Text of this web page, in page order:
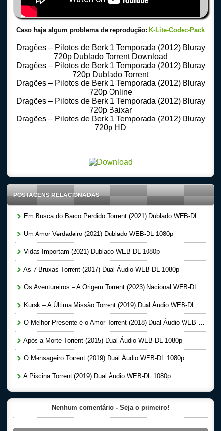
Caso haja algum problema de reprodução: K-Lite-Codec-Pack
Dragões – Pilotos de Berk 1 Temporada (2012) Bluray
720p Dublado Torrent Download
Dragões – Pilotos de Berk 1 Temporada (2012) Bluray
720p Dublado Torrent
Dragões – Pilotos de Berk 1 Temporada (2012) Bluray
720p Online
Dragões – Pilotos de Berk 1 Temporada (2012) Bluray
720p Baixar
Dragões – Pilotos de Berk 1 Temporada (2012) Bluray
720p HD
POSTAGENS RELACIONADAS
Em Busca do Barco Perdido Torrent (2021) Dublado WEB-DL 1080p
Um Amor Verdadeiro (2021) Dublado WEB-DL 1080p
Vidas Importam (2021) Dublado WEB-DL 1080p
As 7 Bruxas Torrent (2017) Dual Áudio WEB-DL 1080p
Os Aventureiros – A Origem Torrent (2023) Nacional WEB-DL 1080p
Kursk – A Última Missão Torrent (2019) Dual Áudio WEB-DL 1080p
O Melhor Presente é o Amor Torrent (2018) Dual Áudio WEB-DL 1080p
Após a Morte Torrent (2015) Dual Áudio WEB-DL 1080p
O Mensageiro Torrent (2019) Dual Áudio WEB-DL 1080p
A Piscina Torrent (2019) Dual Áudio WEB-DL 1080p
Nenhum comentário - Seja o primeiro!